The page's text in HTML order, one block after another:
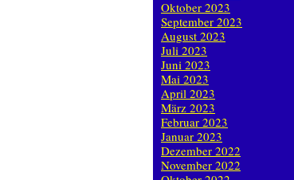
Oktober 2023
September 2023
August 2023
Juli 2023
Juni 2023
Mai 2023
April 2023
März 2023
Februar 2023
Januar 2023
Dezember 2022
November 2022